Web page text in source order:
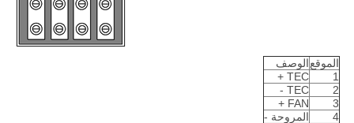
الموقعالوصف
1
TEC +
2
TEC -
3
FAN +
4
المروحة -